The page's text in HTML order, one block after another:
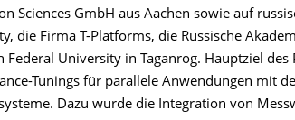
Sciences GmbH aus Aachen sowie auf
die Firma T-Platforms, die Russische
Federal University in Taganrog. Hauptziel
Tunings für parallele Anwendungen mit
Dazu wurde die Integration von